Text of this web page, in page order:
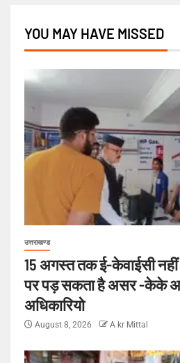
YOU MAY HAVE MISSED
उत्तराखण्ड
15 अगस्त तक ई-केवाईसी नहीं
पर पड़ सकता है असर -केके
अधिकारियो
August 8, 2026 A kr Mittal